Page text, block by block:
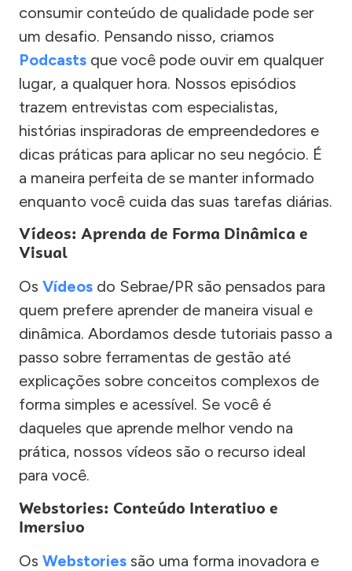
consumir conteúdo de qualidade pode ser
um desafio. Pensando nisso, criamos
Podcasts que você pode ouvir em qualquer
lugar, a qualquer hora. Nossos episódios
trazem entrevistas com especialistas,
histórias inspiradoras de empreendedores e
dicas práticas para aplicar no seu negócio. É
a maneira perfeita de se manter informado
enquanto você cuida das suas tarefas diárias.
Vídeos: Aprenda de Forma Dinâmica e
Visual
Os Vídeos do Sebrae/PR são pensados para
quem prefere aprender de maneira visual e
dinâmica. Abordamos desde tutoriais passo a
passo sobre ferramentas de gestão até
explicações sobre conceitos complexos de
forma simples e acessível. Se você é
daqueles que aprende melhor vendo na
prática, nossos vídeos são o recurso ideal
para você.
Webstories: Conteúdo Interativo e
Imersivo
Os Webstories são uma forma inovadora e